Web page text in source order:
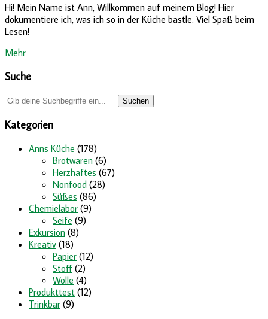
Hi! Mein Name ist Ann, Willkommen auf meinem Blog! Hier
dokumentiere ich, was ich so in der Küche bastle. Viel Spaß beim
Lesen!
Mehr
Suche
Kategorien
Anns Küche (178)
Brotwaren (6)
Herzhaftes (67)
Nonfood (28)
Süßes (86)
Chemielabor (9)
Seife (9)
Exkursion (8)
Kreativ (18)
Papier (12)
Stoff (2)
Wolle (4)
Produkttest (12)
Trinkbar (9)